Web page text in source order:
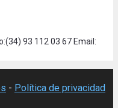
93 112 03 67 Email:
- Política de privacidad